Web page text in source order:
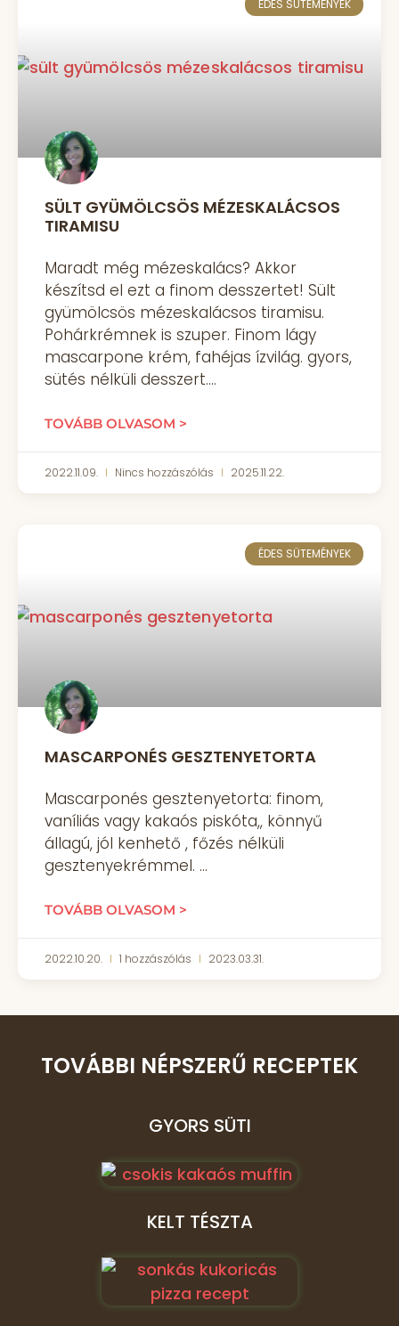
ÉDES SÜTEMÉNYEK
SÜLT GYÜMÖLCSÖS MÉZESKALÁCSOS
TIRAMISU
Maradt még mézeskalács? Akkor
készítsd el ezt a finom desszertet! Sült
gyümölcsös mézeskalácsos tiramisu.
Pohárkrémnek is szuper. Finom lágy
mascarpone krém, fahéjas ízvilág. gyors,
sütés nélküli desszert.
TOVÁBB OLVASOM >
2022.11.09. Nincs hozzászólás 2025.11.22.
ÉDES SÜTEMÉNYEK
MASCARPONÉS GESZTENYETORTA
Mascarponés gesztenyetorta: finom,
vaníliás vagy kakaós piskóta,, könnyű
állagú, jól kenhető , főzés nélküli
gesztenyekrémmel.
TOVÁBB OLVASOM >
2022.10.20. 1 hozzászólás 2023.03.31.
TOVÁBBI NÉPSZERŰ RECEPTEK
GYORS SÜTI
KELT TÉSZTA